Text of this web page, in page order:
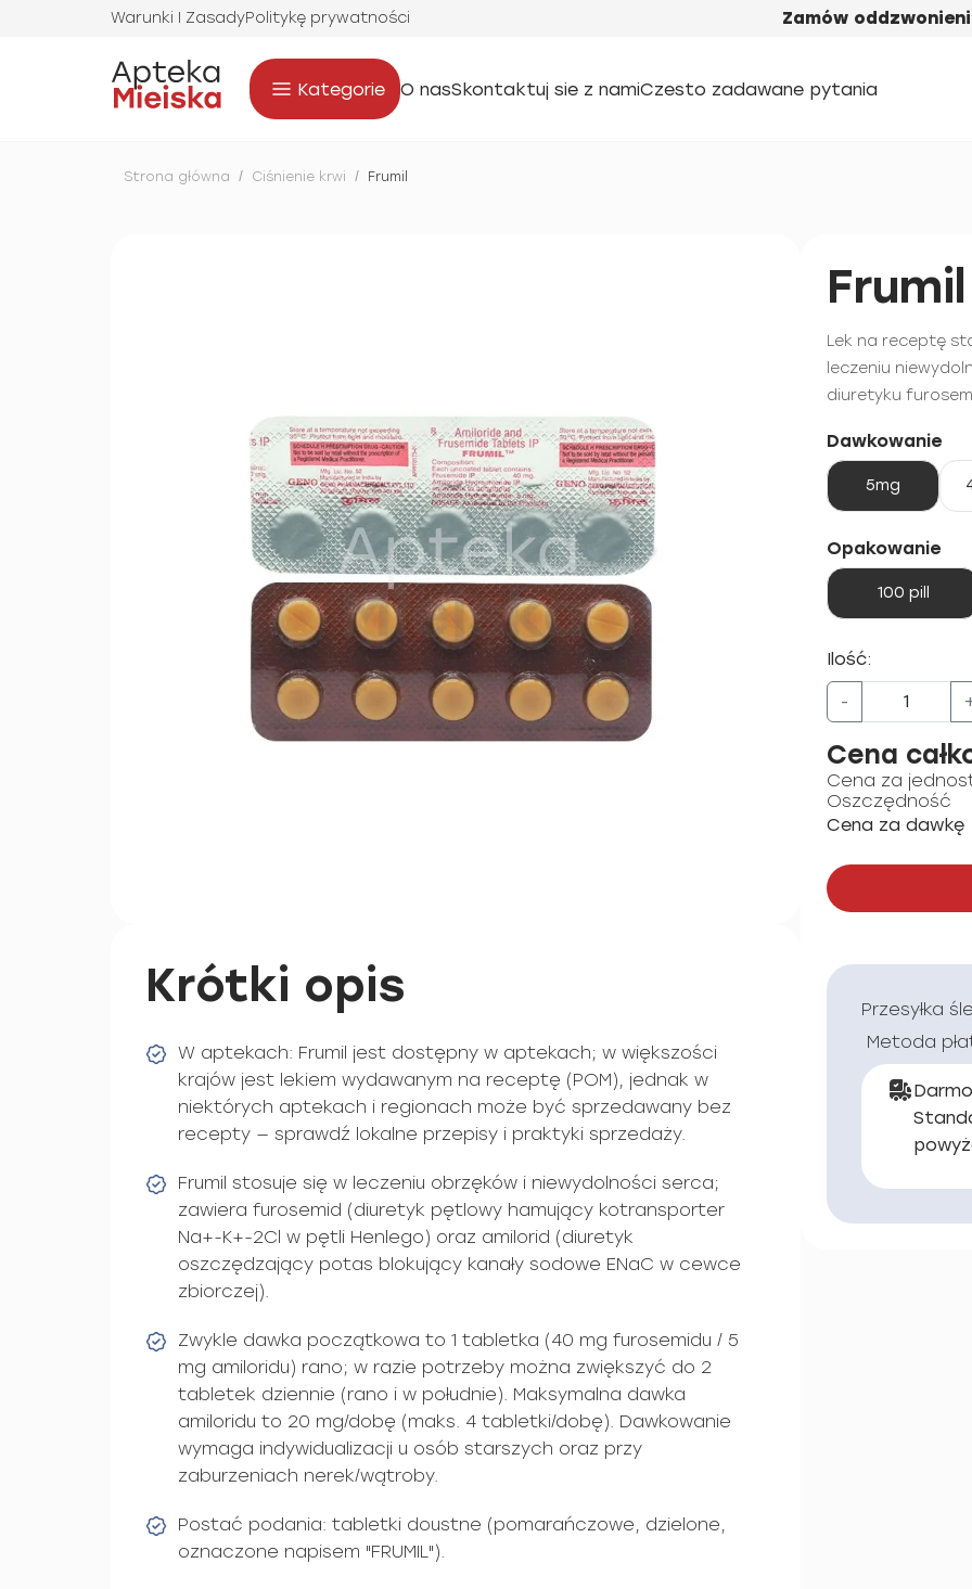
Warunki I ZasadyPolitykę prywatności Zamów
Kategorie O nasSkontaktuj sie z namiCzesto zadawane pytania
Strona główna / Ciśnienie krwi / Frumil
Krótki opis
W aptekach: Frumil jest dostępny w aptekach; w większości
krajów jest lekiem wydawanym na receptę (POM), jednak w
niektórych aptekach i regionach może być sprzedawany bez
recepty — sprawdź lokalne przepisy i praktyki sprzedaży.
Frumil stosuje się w leczeniu obrzęków i niewydolności serca;
zawiera furosemid (diuretyk pętlowy hamujący kotransporter
Na+-K+-2Cl w pętli Henlego) oraz amilorid (diuretyk
oszczędzający potas blokujący kanały sodowe ENaC w cewce
zbiorczej).
Zwykle dawka początkowa to 1 tabletka (40 mg furosemidu / 5
mg amiloridu) rano; w razie potrzeby można zwiększyć do 2
tabletek dziennie (rano i w południe). Maksymalna dawka
amiloridu to 20 mg/dobę (maks. 4 tabletki/dobę). Dawkowanie
wymaga indywidualizacji u osób starszych oraz przy
zaburzeniach nerek/wątroby.
Postać podania: tabletki doustne (pomarańczowe, dzielone,
oznaczone napisem "FRUMIL").
Frumil
Lek na receptę
leczeniu
diuretyku
Dawkowanie
5mg
Opakowanie
100 pill
Ilość:
-
Cena
Cena za
Oszczędność
Cena za dawkę
Przesyłka
Metoda